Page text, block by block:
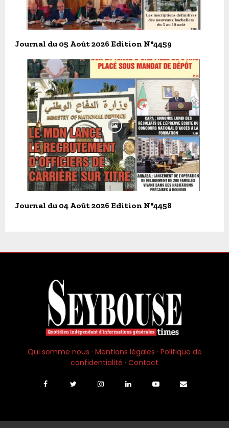
Journal du 05 Août 2026 Edition N°4459
Journal du 04 Août 2026 Edition N°4458
Qui somme nous · Mentions légales · Politique de
confidentialité · Contact